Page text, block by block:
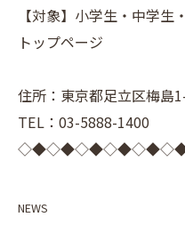
【対象】小学生・中学生
トップページ
住所：東京都足立区梅島
TEL：03-5888-1400
NEWS